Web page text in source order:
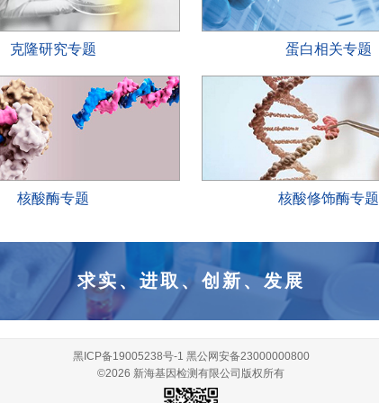
克隆研究专题 蛋白相关专题
核酸酶专题 核酸修饰酶专题
求实、进取、创新、发展
黑ICP备19005238号-1 黑公网安备23000000800
©2026 新海基因检测有限公司版权所有